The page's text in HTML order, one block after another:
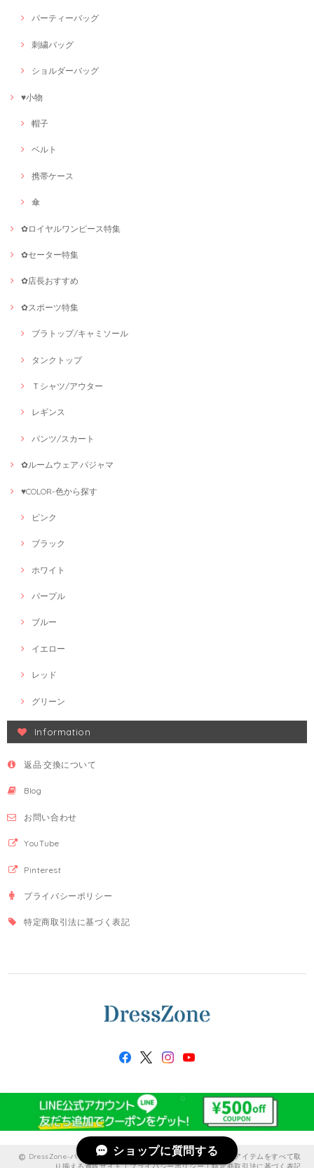
パーティーバッグ
刺繍バッグ
ショルダーバッグ
♥小物
帽子
ベルト
携帯ケース
傘
✿ロイヤルワンピース特集
✿セーター特集
✿店長おすすめ
✿スポーツ特集
ブラトップ/キャミソール
タンクトップ
Ｔシャツ/アウター
レギンス
パンツ/スカート
✿ルームウェア·パジャマ
♥COLOR-色から探す
ピンク
ブラック
ホワイト
パープル
ブルー
イエロー
レッド
グリーン
Information
返品·交換について
Blog
お問い合わせ
YouTube
Pinterest
プライバシーポリシー
特定商取引法に基づく表記
DressZone-パーティードレス、プライベート、出勤服などのアイテムをすべて取
ショップに質問する